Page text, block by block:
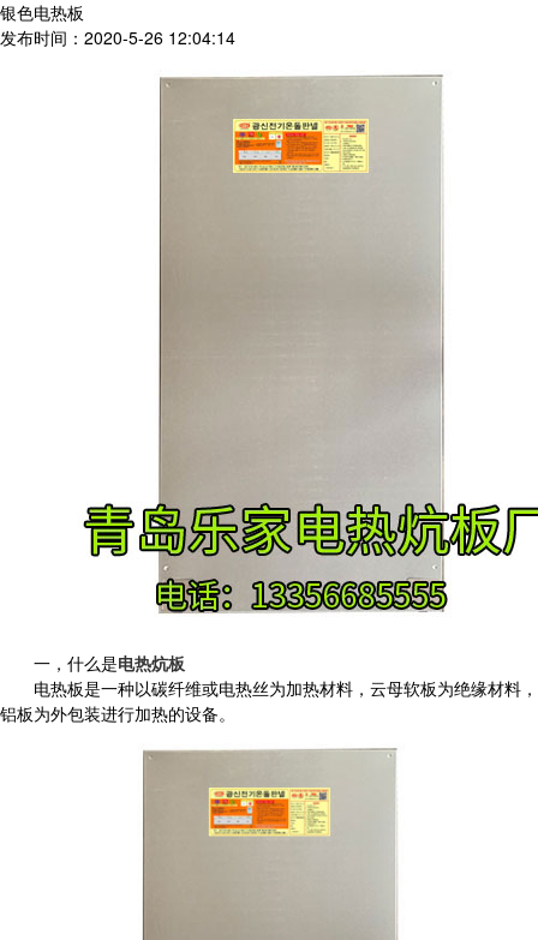
银色电热板
发布时间：2020-5-26 12:04:14
一，什么是电热炕板
电热板是一种以碳纤维或电热丝为加热材料，云母软板为绝缘材料，
铝板为外包装进行加热的设备。